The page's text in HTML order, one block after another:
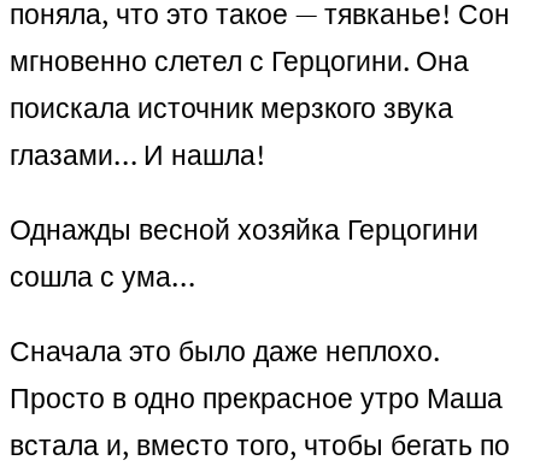
поняла, что это такое — тявканье! Сон
мгновенно слетел с Герцогини. Она
поискала источник мерзкого звука
глазами… И нашла!
Однажды весной хозяйка Герцогини
сошла с ума…
Сначала это было даже неплохо.
Просто в одно прекрасное утро Маша
встала и, вместо того, чтобы бегать по